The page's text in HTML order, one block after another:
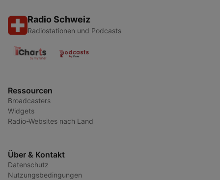
Radio Schweiz
Radiostationen und Podcasts
Ressourcen
Broadcasters
Widgets
Radio-Websites nach Land
Über & Kontakt
Datenschutz
Nutzungsbedingungen